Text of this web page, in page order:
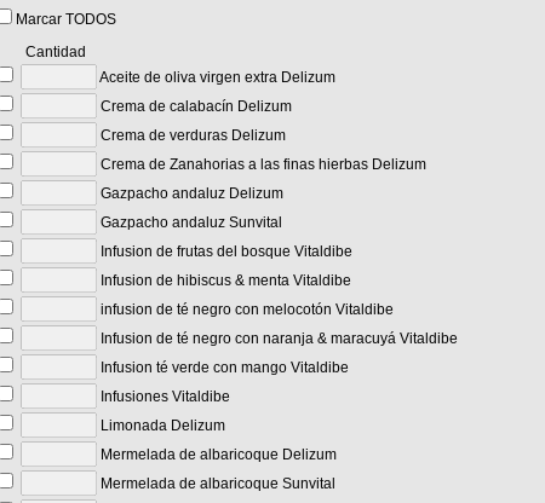
Marcar TODOS
Cantidad
Aceite de oliva virgen extra Delizum
Crema de calabacín Delizum
Crema de verduras Delizum
Crema de Zanahorias a las finas hierbas Delizum
Gazpacho andaluz Delizum
Gazpacho andaluz Sunvital
Infusion de frutas del bosque Vitaldibe
Infusion de hibiscus & menta Vitaldibe
infusion de té negro con melocotón Vitaldibe
Infusion de té negro con naranja & maracuyá Vitaldibe
Infusion té verde con mango Vitaldibe
Infusiones Vitaldibe
Limonada Delizum
Mermelada de albaricoque Delizum
Mermelada de albaricoque Sunvital